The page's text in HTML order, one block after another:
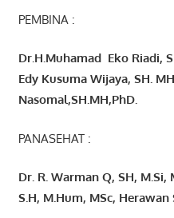
PEMBINA :
Dr.H.Muhamad Eko Riadi,
Edy Kusuma Wijaya, SH.
Nasomal,SH.MH,PhD.
PANASEHAT :
Dr. R. Warman Q, SH, M.Si,
S.H, M.Hum, MSc, Herawan